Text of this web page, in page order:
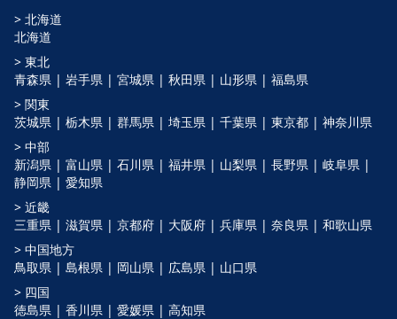
> 北海道
北海道
> 東北
青森県 | 岩手県 | 宮城県 | 秋田県 | 山形県 | 福島県
> 関東
茨城県 | 栃木県 | 群馬県 | 埼玉県 | 千葉県 | 東京都 | 神奈川県
> 中部
新潟県 | 富山県 | 石川県 | 福井県 | 山梨県 | 長野県 | 岐阜県 |
静岡県 | 愛知県
> 近畿
三重県 | 滋賀県 | 京都府 | 大阪府 | 兵庫県 | 奈良県 | 和歌山県
> 中国地方
鳥取県 | 島根県 | 岡山県 | 広島県 | 山口県
> 四国
徳島県 | 香川県 | 愛媛県 | 高知県